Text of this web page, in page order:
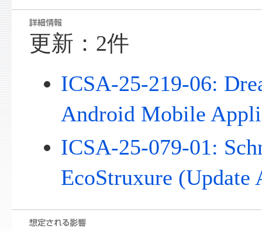
更新：2件
ICSA-25-219-06:
Android Mobile
ICSA-25-079-01:
EcoStruxure (Update